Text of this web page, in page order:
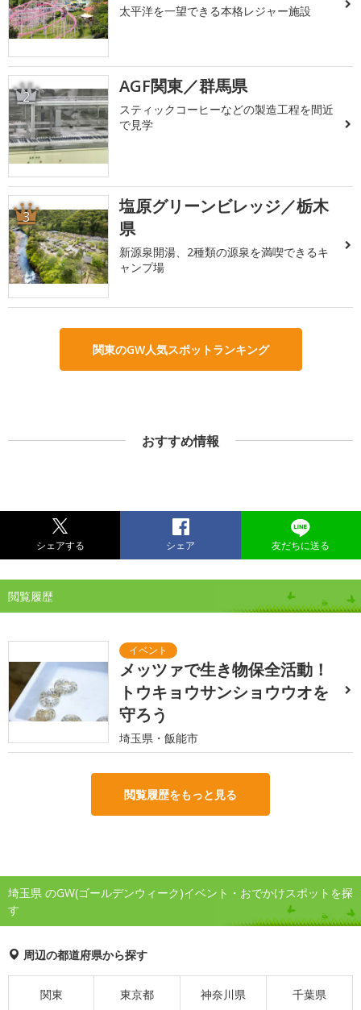
太平洋を一望できる本格レジャー施設
2 AGF関東／群馬県
スティックコーヒーなどの製造工程を間近
で見学
3
塩原グリーンビレッジ／栃木
県
新源泉開湯、2種類の源泉を満喫できるキ
ャンプ場
関東のGW人気スポットランキング
おすすめ情報
シェアする シェア 友だちに送る
閲覧履歴
メッツァで生き物保全活動！
トウキョウサンショウウオを
守ろう
埼玉県・飯能市
閲覧履歴をもっと見る
埼玉県 のGW(ゴールデンウィーク)イベント・おでかけスポットを探
す
周辺の都道府県から探す
関東 東京都 神奈川県 千葉県